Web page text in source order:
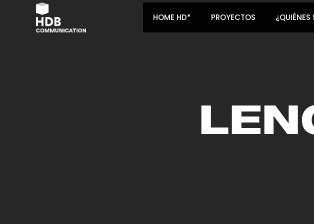
HOME HD* PROYECTOS